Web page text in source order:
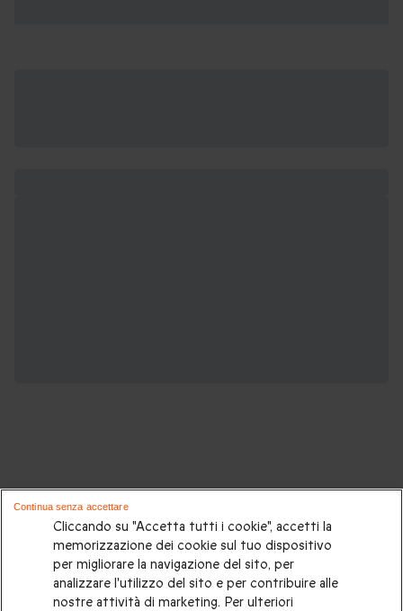
Potrebbero piacerti anche questi cofanetti
regalo:
Cosa regalare?|Idee regalo originali|Perchè regalare una
gift card|Buono regalo|Regali di compleanno
Cliccando su "Accetta tutti i cookie", accetti la
memorizzazione dei cookie sul tuo dispositivo
per migliorare la navigazione del sito, per
analizzare l'utilizzo del sito e per contribuire alle
nostre attività di marketing. Per ulteriori
Continua senza accettare